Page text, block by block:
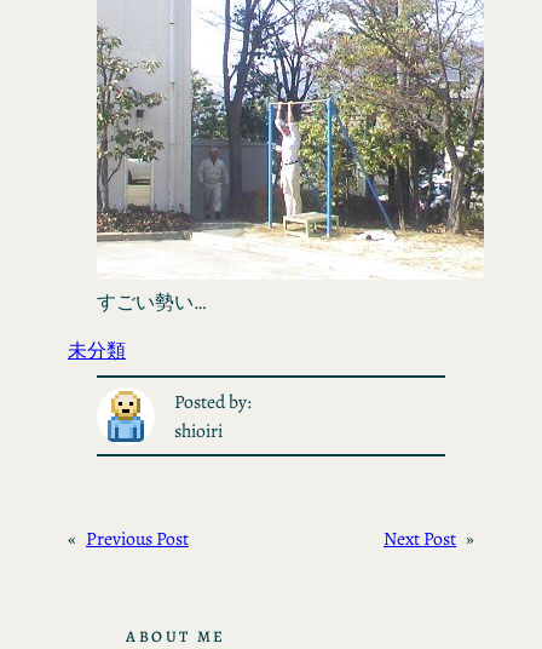
すごい勢い…
未分類
Posted by:
shioiri
« Previous Post Next Post »
ABOUT ME